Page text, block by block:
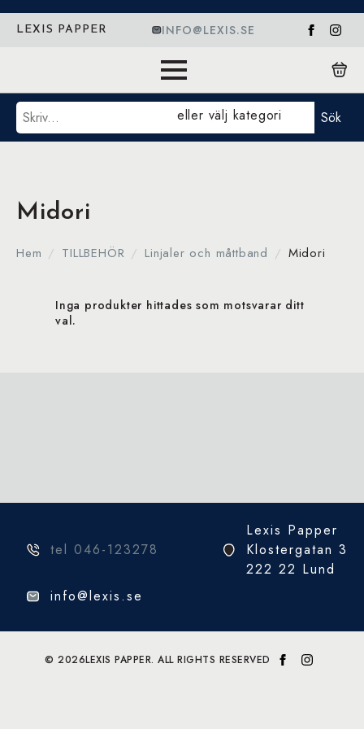
LEXIS PAPPER INFO@LEXIS.SE
Sök eller välj kategori Sök
Midori
Hem TILLBEHÖR Linjaler och måttband Midori
Inga produkter hittades som motsvarar ditt
val.
tel 046-123278
Lexis Papper
Klostergatan 3
222 22 Lund
info@lexis.se
© 2026LEXIS PAPPER. ALL RIGHTS RESERVED